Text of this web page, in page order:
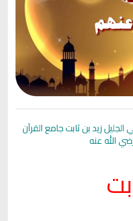
زيد بن ثابت جامع القرآن
الله عنه